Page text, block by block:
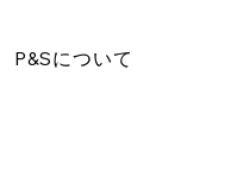
P&Sについて